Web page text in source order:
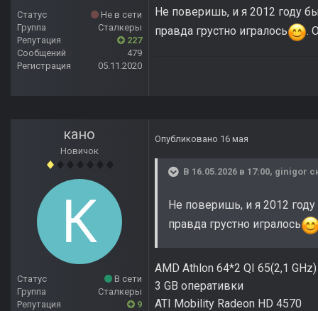
Статус
Не в сети
Группа
Сталкеры
Репутация
227
Сообщений
479
Регистрация
05.11.2020
Не поверишь, и я 2012 году
правда грустно игралось
.
кано
Новичок
Статус
В сети
Группа
Сталкеры
Репутация
9
Опубликовано 16 мая
В 16.05.2026 в 17:00, ginigor
Не поверишь, и я 2012
правда грустно игралось
AMD Athlon 64*2 QI 65(2,1
3 GB оперативки
ATI Mobility Radeon HD 4570